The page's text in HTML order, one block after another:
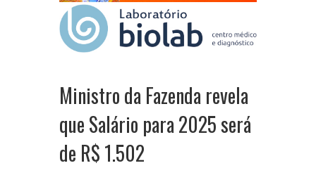
Ministro da Fazenda revela
que Salário para 2025 será
de R$ 1.502